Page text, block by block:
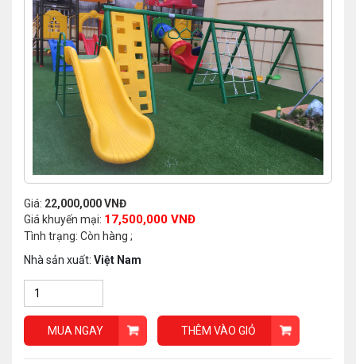
Giá: 22,000,000 VNĐ
Giá khuyến mại: 17,500,000 VNĐ
Tình trạng: Còn hàng ;
Nhà sản xuất: Việt Nam
MUA NGAY THÊM VÀO GIỎ